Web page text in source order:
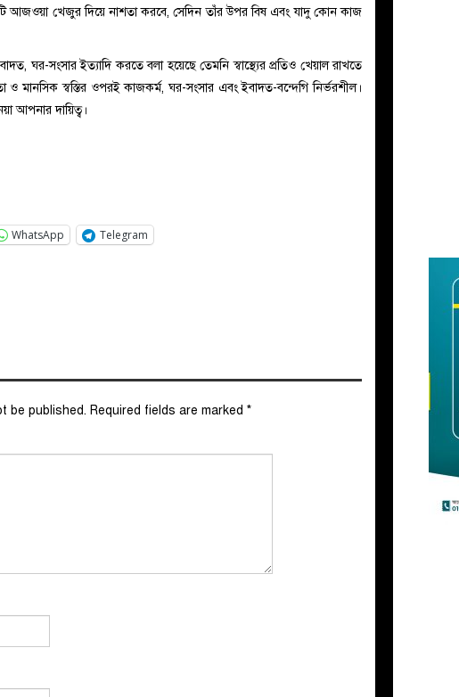
আজওয়া খেজুর দিয়ে নাশতা করবে, সেদিন তাঁর উপর বিষ এবং যাদু কোন কাজ
ঘর-সংসার ইত্যাদি করতে বলা হয়েছে তেমনি স্বাস্থ্যের প্রতিও খেয়াল রাখতে
ও মানসিক স্বস্তির ওপরই কাজকর্ম, ঘর-সংসার এবং ইবাদত-বন্দেগি নির্ভরশীল।
আপনার দায়িত্ব।
WhatsApp Telegram
be published. Required fields are marked *